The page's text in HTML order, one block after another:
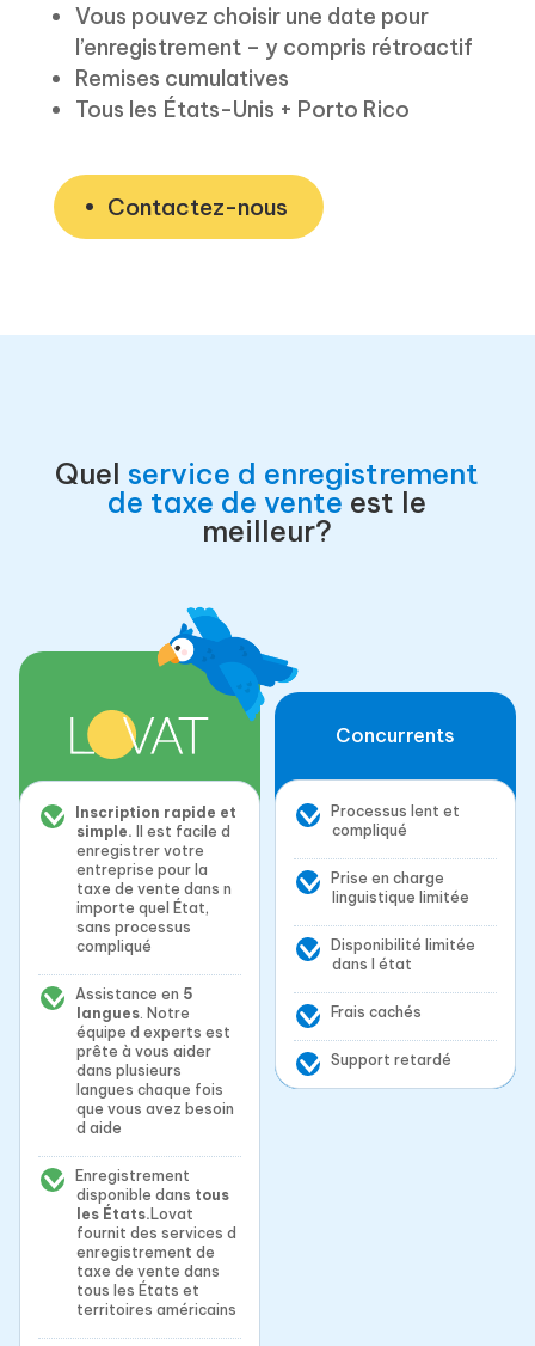
Vous pouvez choisir une date pour
l’enregistrement – y compris rétroactif
Remises cumulatives
Tous les États-Unis + Porto Rico
Contactez-nous
Quel service d enregistrement
de taxe de vente est le
meilleur?
Inscription rapide et
simple. Il est facile d
enregistrer votre
entreprise pour la
taxe de vente dans n
importe quel État,
sans processus
compliqué
Assistance en 5
langues . Notre
équipe d experts est
prête à vous aider
dans plusieurs
langues chaque fois
que vous avez besoin
d aide
Enregistrement
disponible dans tous
les États. Lovat
fournit des services d
enregistrement de
taxe de vente dans
tous les États et
territoires américains
Concurrents
Processus lent et
compliqué
Prise en charge
linguistique limitée
Disponibilité limitée
dans l état
Frais cachés
Support retardé